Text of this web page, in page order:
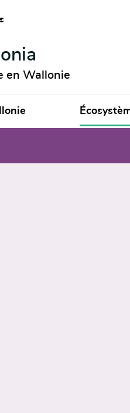
en Wallonie